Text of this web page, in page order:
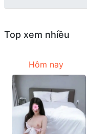
Top xem nhiều
Hôm nay